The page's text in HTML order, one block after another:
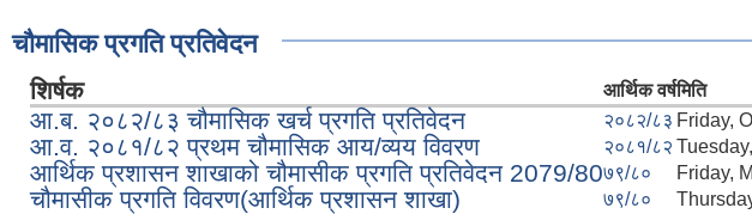
चौमासिक प्रगति प्रतिवेदन
शिर्षक आर्थिक वर्षमिति
आ.ब. २०८२/८३ चौमासिक खर्च प्रगति प्रतिवेदन २०८२/८३ Friday,
आ.व. २०८१/८२ प्रथम चौमासिक आय/व्यय विवरण २०८१/८२
आर्थिक प्रशासन शाखाको चौमासीक प्रगति प्रतिवेदन 2079/80७९/८० Friday,
चौमासीक प्रगति विवरण(आर्थिक प्रशासन शाखा) ७९/८०